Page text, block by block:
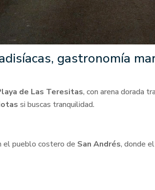
gastronomía
de Las Teresitas, con arena dorada
si buscas tranquilidad.
el pueblo costero de San Andrés, donde